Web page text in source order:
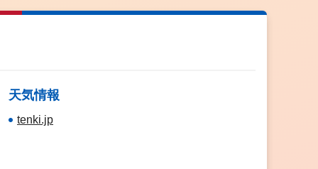
天気情報
tenki.jp